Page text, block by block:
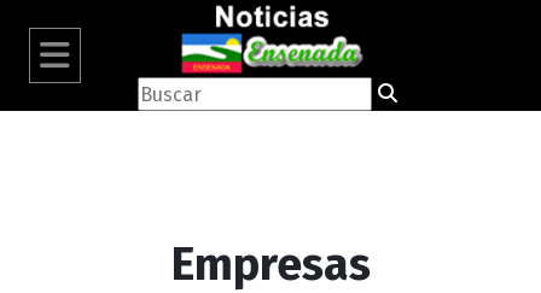
Empresas